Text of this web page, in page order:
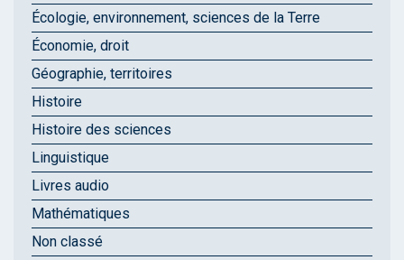
Écologie, environnement, sciences de la Terre
Économie, droit
Géographie, territoires
Histoire
Histoire des sciences
Linguistique
Livres audio
Mathématiques
Non classé